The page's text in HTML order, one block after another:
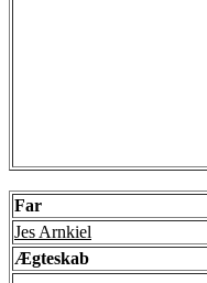
Far
Jes Arnkiel
Ægteskab